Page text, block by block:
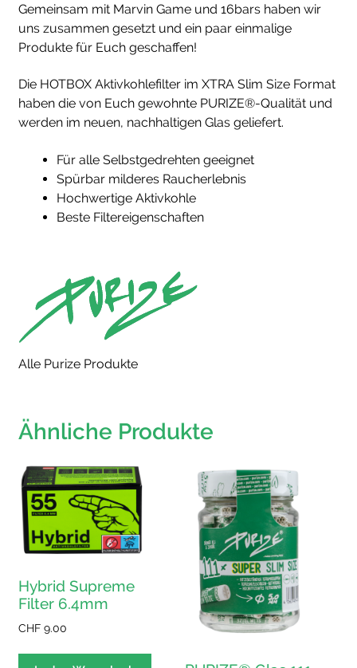
Gemeinsam mit Marvin Game und 16bars haben wir
uns zusammen gesetzt und ein paar einmalige
Produkte für Euch geschaffen!
Die HOTBOX Aktivkohlefilter im XTRA Slim Size Format
haben die von Euch gewohnte PURIZE®-Qualität und
werden im neuen, nachhaltigen Glas geliefert.
Für alle Selbstgedrehten geeignet
Spürbar milderes Raucherlebnis
Hochwertige Aktivkohle
Beste Filtereigenschaften
Alle Purize Produkte
Ähnliche Produkte
Hybrid Supreme
Filter 6.4mm
CHF 9.00